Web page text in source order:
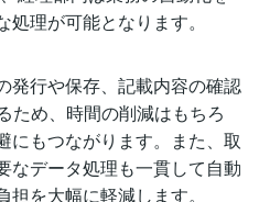
理が可能となります。
発行や保存、記載内容の確認
ため、時間の削減はもちろ
にもつながります。また、取
なデータ処理も一貫して自動
を大幅に軽減します。